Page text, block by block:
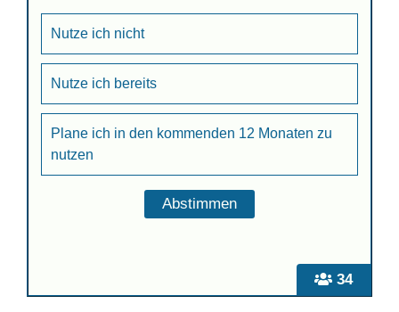
34
Nutze ich nicht
Nutze ich bereits
Plane ich in den kommenden 12 Monaten zu
nutzen